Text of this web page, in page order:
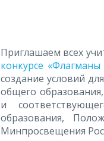
Приглашаем всех
конкурсе «Флагманы
создание условий
общего
и
образования,
Минпросвещения